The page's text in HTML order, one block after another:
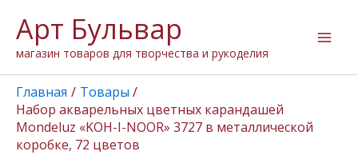
содержимому
Арт Бульвар
магазин товаров для творчества и рукоделия
Главная
Товары
Набор акварельных цветных карандашей
Mondeluz «KOH-I-NOOR» 3727 в металлической
коробке, 72 цветов
товара
Набор
акварельных
цветных
карандашей
Mondeluz
"KOH-
I-
NOOR"